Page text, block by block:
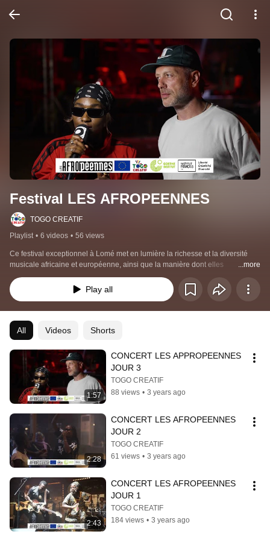
Festival LES AFROPEENNES
TOGO CREATIF
Playlist • 6 videos • 56 views
Ce festival exceptionnel à Lomé met en lumière la richesse et la diversité
musicale africaine et européenne, ainsi que la manière dont elles
s'entremêlent, se connectent et s'influencent mutuellement.
...more
Play all
All Videos Shorts
1:57
CONCERT LES APPROPEENNES
JOUR 3
TOGO CREATIF
88 views • 3 years ago
2:28
CONCERT LES AFROPEENNES
JOUR 2
TOGO CREATIF
61 views • 3 years ago
2:43
CONCERT LES AFROPEENNES
JOUR 1
TOGO CREATIF
184 views • 3 years ago